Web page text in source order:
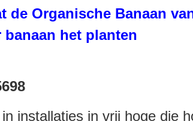
de Organische Banaan
het planten
installaties in vrij hoge die